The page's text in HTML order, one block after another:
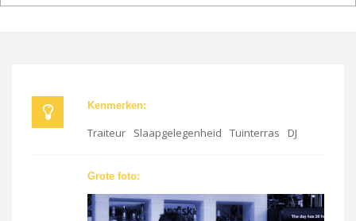
Kenmerken:
Traiteur Slaapgelegenheid Tuinterras DJ
Grote foto: